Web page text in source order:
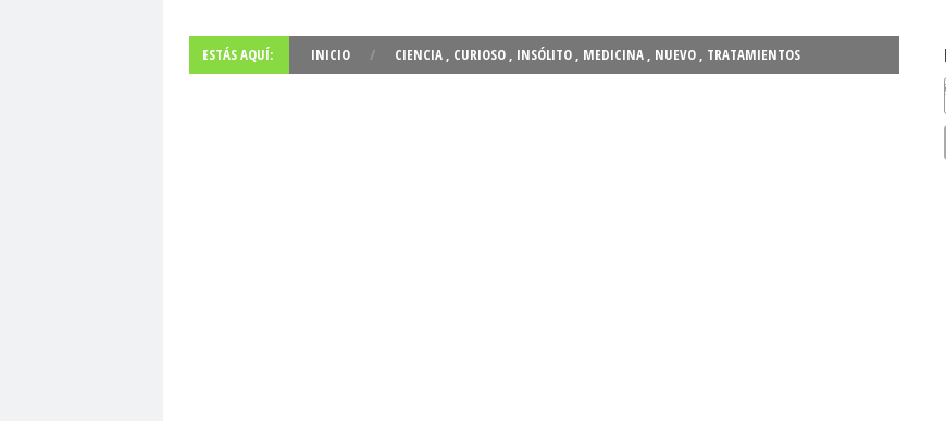
ESTÁS AQUÍ: INICIO / CIENCIA , CURIOSO , INSÓLITO , MEDICINA , NUEVO , TRATAMIENTOS